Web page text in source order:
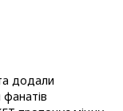
додали